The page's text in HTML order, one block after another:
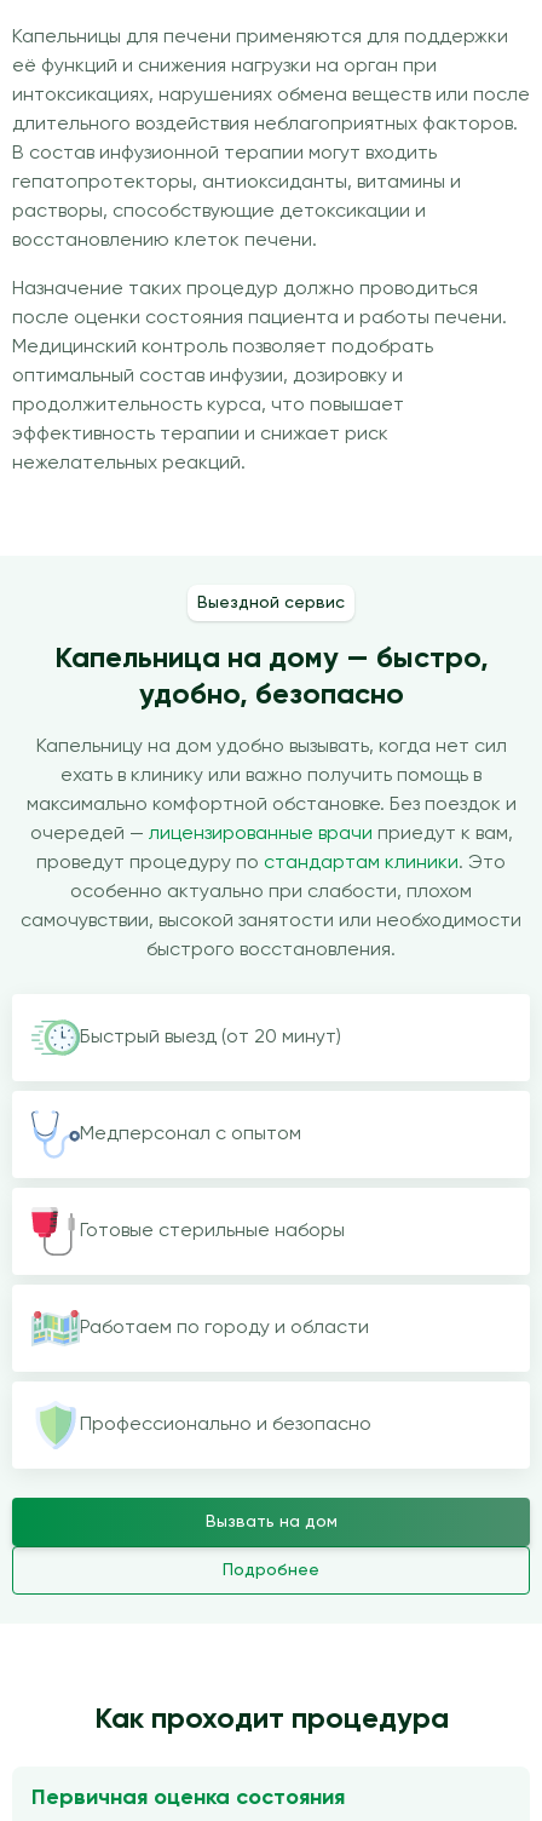
Капельницы для печени применяются для поддержки
её функций и снижения нагрузки на орган при
интоксикациях, нарушениях обмена веществ или после
длительного воздействия неблагоприятных факторов.
В состав инфузионной терапии могут входить
гепатопротекторы, антиоксиданты, витамины и
растворы, способствующие детоксикации и
восстановлению клеток печени.
Назначение таких процедур должно проводиться
после оценки состояния пациента и работы печени.
Медицинский контроль позволяет подобрать
оптимальный состав инфузии, дозировку и
продолжительность курса, что повышает
эффективность терапии и снижает риск
нежелательных реакций.
Выездной сервис
Капельница на дому — быстро,
удобно, безопасно
Капельницу на дом удобно вызывать, когда нет сил
ехать в клинику или важно получить помощь в
максимально комфортной обстановке. Без поездок и
очередей — лицензированные врачи приедут к вам,
проведут процедуру по стандартам клиники. Это
особенно актуально при слабости, плохом
самочувствии, высокой занятости или необходимости
быстрого восстановления.
Быстрый выезд (от 20 минут)
Медперсонал с опытом
Готовые стерильные наборы
Работаем по городу и области
Профессионально и безопасно
Вызвать на дом
Подробнее
Как проходит процедура
Первичная оценка состояния